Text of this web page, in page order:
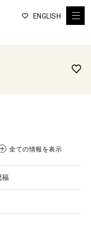
ENGLISH
全ての情報を表示
福